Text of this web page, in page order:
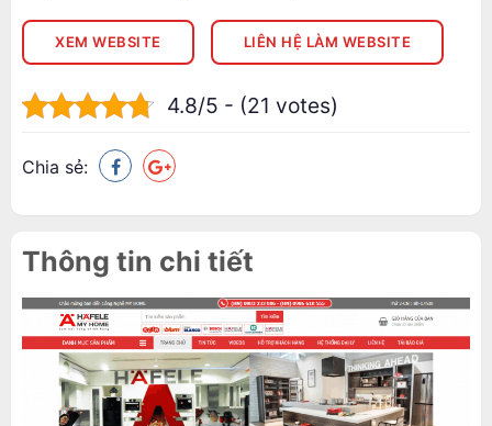
XEM WEBSITE LIÊN HỆ LÀM WEBSITE
4.8/5 - (21 votes)
Chia sẻ:
Thông tin chi tiết